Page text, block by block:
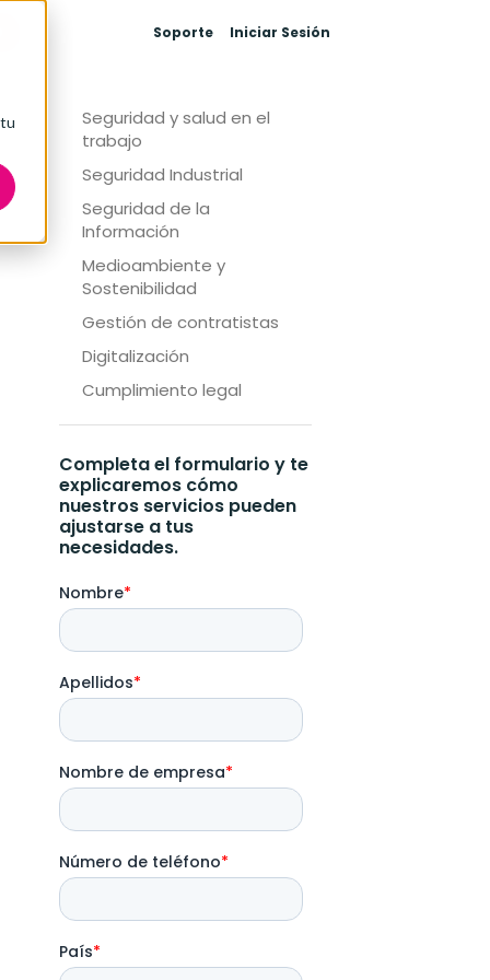
Soporte Iniciar Sesión
Categorías
Seguridad y salud en el
trabajo
Seguridad Industrial
Seguridad de la
Información
Medioambiente y
Sostenibilidad
Gestión de contratistas
Digitalización
Cumplimiento legal
Completa el formulario y te
explicaremos cómo
nuestros servicios pueden
ajustarse a tus
necesidades.